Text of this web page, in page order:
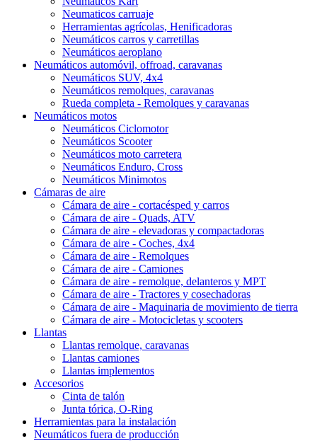
Neumaticos carruaje
Herramientas agrícolas, Henificadoras
Neumáticos carros y carretillas
Neumáticos aeroplano
Neumáticos automóvil, offroad, caravanas
Neumáticos SUV, 4x4
Neumáticos remolques, caravanas
Rueda completa - Remolques y caravanas
Neumáticos motos
Neumáticos Ciclomotor
Neumáticos Scooter
Neumáticos moto carretera
Neumáticos Enduro, Cross
Neumáticos Minimotos
Cámaras de aire
Cámara de aire - cortacésped y carros
Cámara de aire - Quads, ATV
Cámara de aire - elevadoras y compactadoras
Cámara de aire - Coches, 4x4
Cámara de aire - Remolques
Cámara de aire - Camiones
Cámara de aire - remolque, delanteros y MPT
Cámara de aire - Tractores y cosechadoras
Cámara de aire - Maquinaria de movimiento de tierra
Cámara de aire - Motocicletas y scooters
Llantas
Llantas remolque, caravanas
Llantas camiones
Llantas implementos
Accesorios
Cinta de talón
Junta tórica, O-Ring
Herramientas para la instalación
Neumáticos fuera de producción